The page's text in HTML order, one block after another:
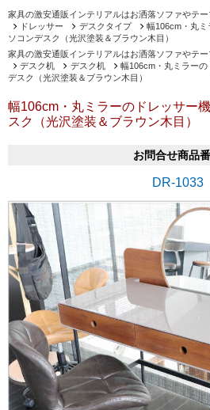
家具の激安通販インテリアルはお洒落ソファやテ
ドレッサー
デスクタイプ
幅106cm・丸
ソコンデスク（光沢塗装＆ブラウン木目）
家具の激安通販インテリアルはお洒落ソファやテ
デスク机
デスク机
幅106cm・丸ミラー
デスク（光沢塗装＆ブラウン木目）
幅106cm・丸ミラーのドレッサー
スク（光沢塗装＆ブラウン木目）
お問合せ商品
DR-1033